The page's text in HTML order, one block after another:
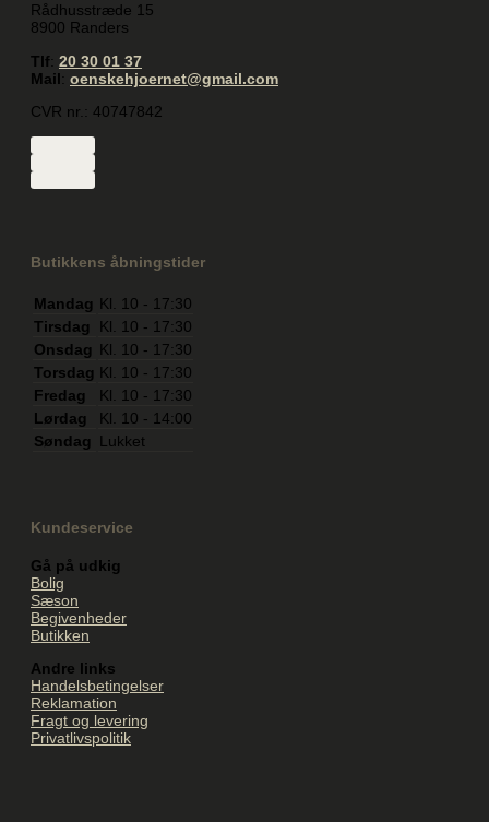
Rådhusstræde 15
8900 Randers
Tlf: 20 30 01 37
Mail: oenskehjoernet@gmail.com
CVR nr.: 40747842
Butikkens åbningstider
Mandag Kl. 10 - 17:30
Tirsdag
Kl. 10 - 17:30
Onsdag Kl. 10 - 17:30
Torsdag Kl. 10 - 17:30
Fredag
Kl. 10 - 17:30
Lørdag
Kl. 10 - 14:00
Søndag
Lukket
Kundeservice
Gå på udkig
Bolig
Sæson
Begivenheder
Butikken
Andre links
Handelsbetingelser
Reklamation
Fragt og levering
Privatlivspolitik